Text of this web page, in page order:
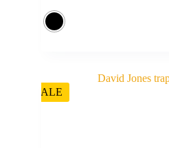
SALE